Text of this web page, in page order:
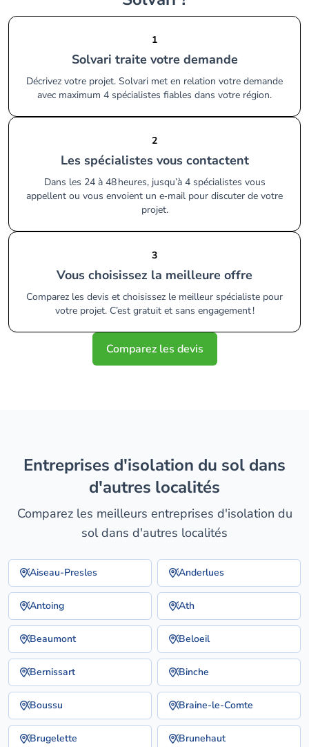
1
Solvari traite votre demande
Décrivez votre projet. Solvari met en relation votre demande
avec maximum 4 spécialistes fiables dans votre région.
2
Les spécialistes vous contactent
Dans les 24 à 48 heures, jusqu’à 4 spécialistes vous
appellent ou vous envoient un e‑mail pour discuter de votre
projet.
3
Vous choisissez la meilleure offre
Comparez les devis et choisissez le meilleur spécialiste pour
votre projet. C’est gratuit et sans engagement !
Comparez les devis
entreprises d'isolation du sol dans
d'autres localités
Comparez les meilleurs entreprises d'isolation du
sol dans d'autres localités
Aiseau-Presles Anderlues
Antoing Ath
Beaumont Beloeil
Bernissart Binche
Boussu Braine-le-Comte
Brugelette Brunehaut